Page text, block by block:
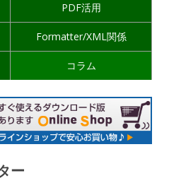
PDF活用
Formatter/XML関係
コラム
ー